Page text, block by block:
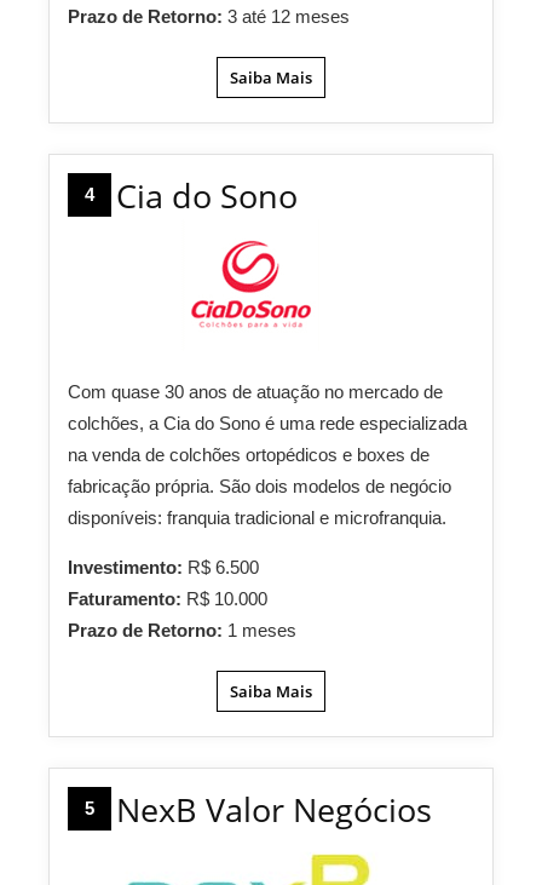
Prazo de Retorno: 3 até 12 meses
Saiba Mais
4 Cia do Sono
Com quase 30 anos de atuação no mercado de
colchões, a Cia do Sono é uma rede especializada
na venda de colchões ortopédicos e boxes de
fabricação própria. São dois modelos de negócio
disponíveis: franquia tradicional e microfranquia.
Investimento: R$ 6.500
Faturamento: R$ 10.000
Prazo de Retorno: 1 meses
Saiba Mais
5 NexB Valor Negócios